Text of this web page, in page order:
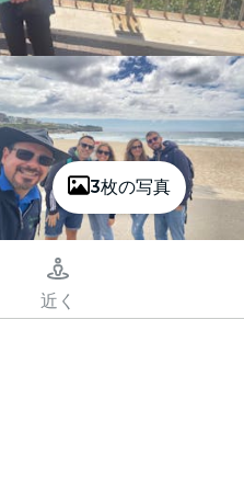
3枚の写真
近く